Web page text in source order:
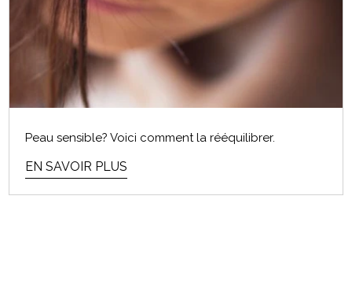
ROUTINE QUOTIDIENNE DE
SOINS DE LA PEAU POUR LES
HOMMES
la peau solide » est un peu de savon...
Peau sensible? Voici comment la rééquilibrer.
EN SAVOIR PLUS